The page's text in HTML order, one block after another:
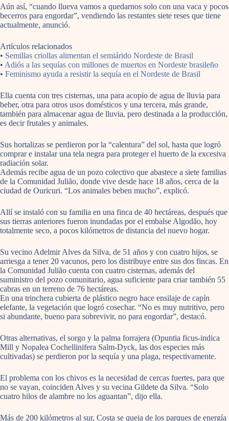
Aún así, “cuando llueva vamos a quedarnos solo con una vaca y pocos
becerros para engordar”, vendiendo las restantes siete reses que tiene
actualmente, anunció.
Artículos relacionados
• Semillas criollas alimentan el semiárido Nordeste de Brasil
• Adiós a las sequías con millones de muertos en Nordeste brasileño
• Feminismo ayuda a resistir la sequía en el Nordeste de Brasil
Ella cuenta con tres cisternas, una para acopio de agua de lluvia para
beber, otra para otros usos domésticos y una tercera, más grande,
también para almacenar agua de lluvia, pero destinada a la producción,
es decir frutales y animales.
Sus hortalizas se perdieron por la “calentura” del sol, hasta que logró
comprar e instalar una tela negra para proteger el huerto de la excesiva
radiación solar.
Además recibe agua de un pozo colectivo que abastece a siete familias
de la Comunidad Julião, donde vive desde hace 18 años, cerca de la
ciudad de Ouricuri. “Los animales beben mucho”, explicó.
Allí se instaló con su familia en una finca de 40 hectáreas, después que
sus tierras anteriores fueron inundadas por el embalse Algodão, hoy
totalmente seco, a pocos kilómetros de distancia del nuevo hogar.
Su vecino Adelmir Alves da Silva, de 51 años y con cuatro hijos, se
arriesga a tener 20 vacunos, pero los distribuye entre sus dos fincas. En
la Comunidad Julião cuenta con cuatro cisternas, además del
suministro del pozo comunitario, agua suficiente para criar también 55
cabras en un terreno de 76 hectáreas.
En una trinchera cubierta de plástico negro hace ensilaje de capín
elefante, la vegetación que logró cosechar. “No es muy nutritivo, pero
si abundante, bueno para sobrevivir, no para engordar”, destacó.
Otras alternativas, el sorgo y la palma forrajera (Opuntia ficus-indica
Mill y Nopalea Cochellinifera Salm-Dyck, las dos especies más
cultivadas) se perdieron por la sequía y una plaga, respectivamente.
El problema con los chivos es la necesidad de cercas fuertes, para que
no se vayan, coinciden Alves y su vecina Gildete da Silva. “Solo
cuatro hilos de alambre no los aguantan”, dijo ella.
Más de 200 kilómetros al sur, Costa se queja de los parques de energía